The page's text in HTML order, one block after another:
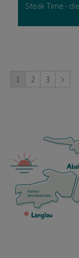
Steak Time -
1 2 3